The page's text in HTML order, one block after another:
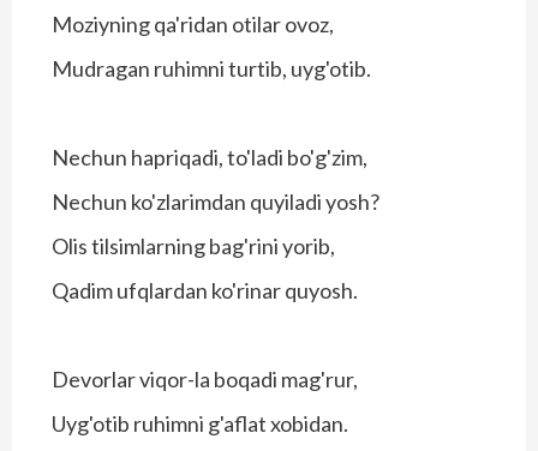
Moziyning qa'ridan otilar ovoz,
Mudragan ruhimni turtib, uyg'otib.
Nechun hapriqadi, to'ladi bo'g'zim,
Nechun ko'zlarimdan quyiladi yosh?
Olis tilsimlarning bag'rini yorib,
Qadim ufqlardan ko'rinar quyosh.
Devorlar viqor-la boqadi mag'rur,
Uyg'otib ruhimni g'aflat xobidan.